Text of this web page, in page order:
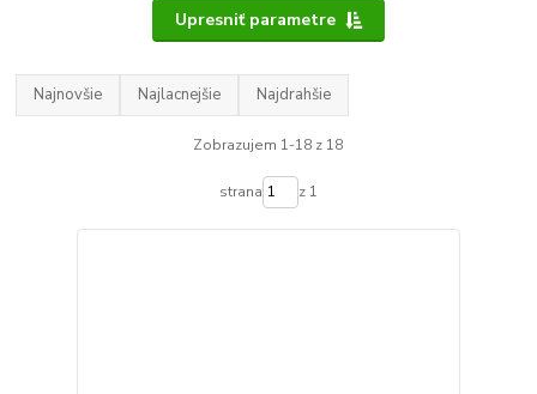
Upresniť parametre
Najnovšie Najlacnejšie Najdrahšie
Zobrazujem 1-18 z 18
strana z 1